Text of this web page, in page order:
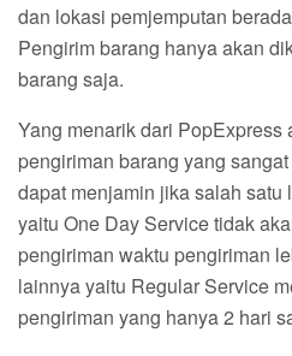
dan lokasi pemjemputan
Pengirim barang hanya akan
barang saja.
Yang menarik dari PopExpress
pengiriman barang yang
dapat menjamin jika salah
yaitu One Day Service tidak
pengiriman waktu pengiriman
lainnya yaitu Regular Service
pengiriman yang hanya 2 hari